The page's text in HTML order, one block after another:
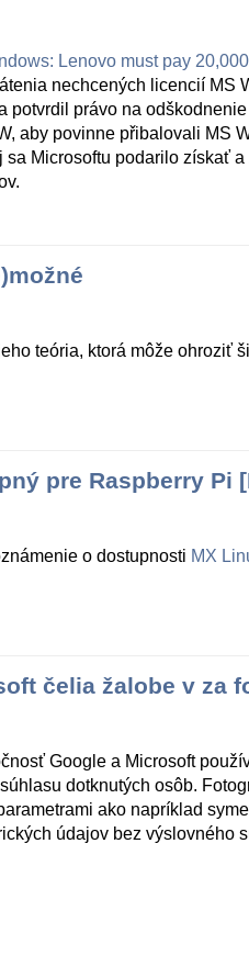
Lenovo must pay
nechcených licencií MS
potvrdil právo na
aby povinne přibalovali MS
Microsoftu podarilo získať
teória, ktorá môže ohroziť
pre Raspberry Pi
o dostupnosti MX
čelia žalobe v za
Google a Microsoft
dotknutých osôb.
ako napríklad
údajov bez výslovného